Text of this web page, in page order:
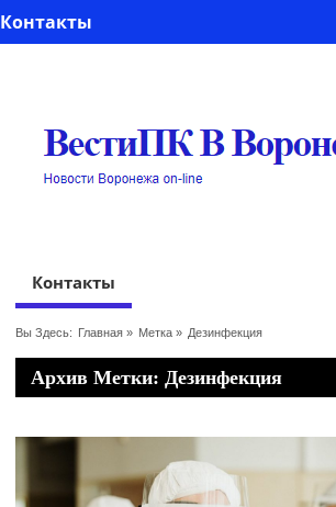
Контакты
Контакты
Вы Здесь: Главная» Метка » Дезинфекция
Архив Метки: Дезинфекция